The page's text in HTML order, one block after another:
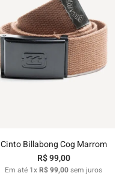
Cinto Billabong Cog Marrom
R$99,00
Em até 1xR$99,00sem juros